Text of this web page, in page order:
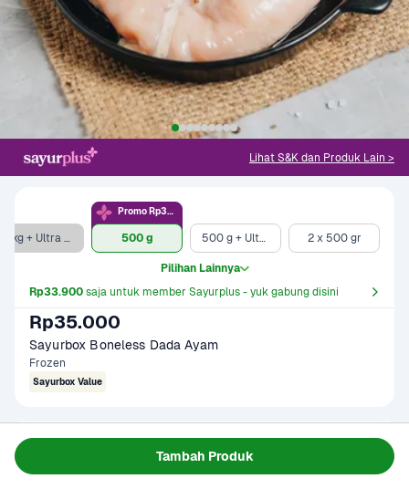
Tambah Produk
Lihat S&K dan Produk Lain >
1 kg + Ultra Milk UHT Full Cream 750ml 500 g
Promo Rp33.9rb
500 g + Ultra Milk UHT Full Cream 750 ml 2 x 500 gr
Pilihan Lainnya
Rp33.900 saja untuk member Sayurplus - yuk gabung disini
Rp35.000
Sayurbox Boneless Dada Ayam
Frozen
Sayurbox Value